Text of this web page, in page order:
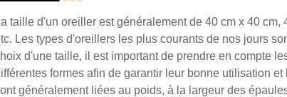
taille d'un oreiller est généralement de 40 cm x 40 cm,
Les types d'oreillers les plus courants de nos jours
d'une taille, il est important de prendre en compte
formes afin de garantir leur bonne utilisation
généralement liées au poids, à la largeur des